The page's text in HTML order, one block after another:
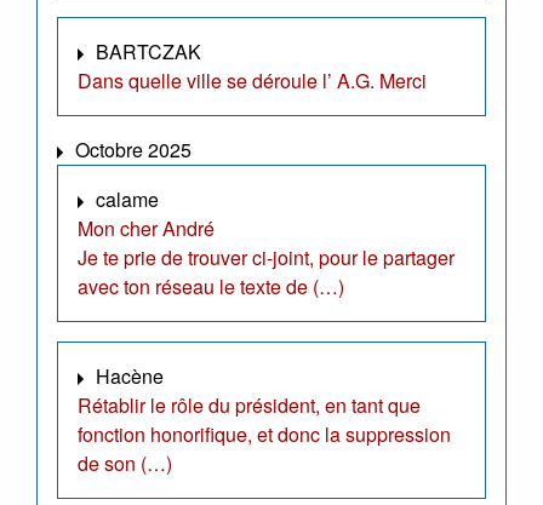
BARTCZAK
Dans quelle ville se déroule l’ A.G. Merci
Octobre 2025
calame
Mon cher André
Je te prie de trouver ci-joint, pour le partager
avec ton réseau le texte de (…)
Hacène
Rétablir le rôle du président, en tant que
fonction honorifique, et donc la suppression
de son (…)